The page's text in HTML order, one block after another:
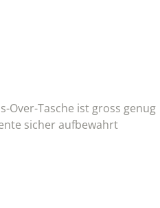
Over-Tasche ist gross genug
sicher aufbewahrt